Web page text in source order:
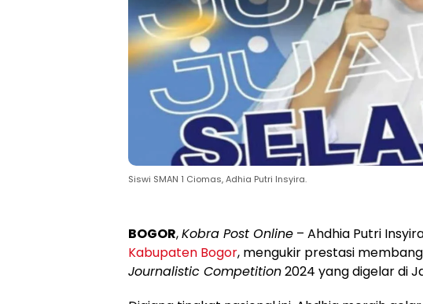
Siswi SMAN 1 Ciomas, Adhia Putri Insyira.
BOGOR,Kobra Post Online – Ahdhia Putri
Kabupaten Bogor, mengukir prestasi
Journalistic Competition2024 yang digelar di